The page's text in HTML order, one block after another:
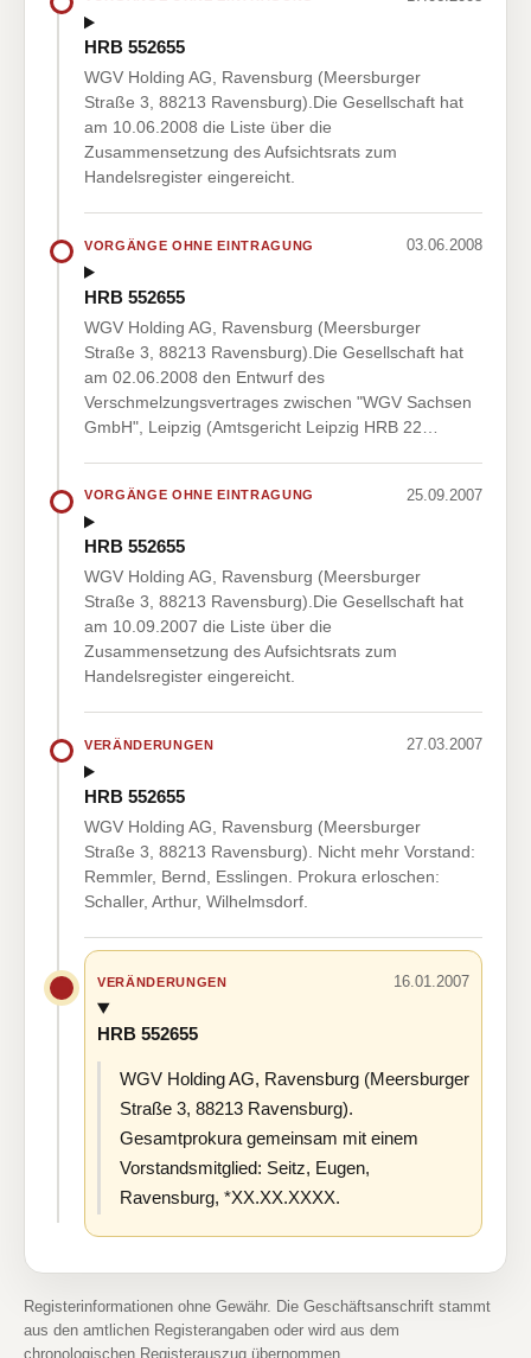
HRB 552655
WGV Holding AG, Ravensburg (Meersburger
Straße 3, 88213 Ravensburg).Die Gesellschaft hat
am 10.06.2008 die Liste über die
Zusammensetzung des Aufsichtsrats zum
Handelsregister eingereicht.
VORGÄNGE OHNE EINTRAGUNG 03.06.2008
HRB 552655
WGV Holding AG, Ravensburg (Meersburger
Straße 3, 88213 Ravensburg).Die Gesellschaft hat
am 02.06.2008 den Entwurf des
Verschmelzungsvertrages zwischen "WGV Sachsen
GmbH", Leipzig (Amtsgericht Leipzig HRB 22…
VORGÄNGE OHNE EINTRAGUNG 25.09.2007
HRB 552655
WGV Holding AG, Ravensburg (Meersburger
Straße 3, 88213 Ravensburg).Die Gesellschaft hat
am 10.09.2007 die Liste über die
Zusammensetzung des Aufsichtsrats zum
Handelsregister eingereicht.
VERÄNDERUNGEN 27.03.2007
HRB 552655
WGV Holding AG, Ravensburg (Meersburger
Straße 3, 88213 Ravensburg). Nicht mehr Vorstand:
Remmler, Bernd, Esslingen. Prokura erloschen:
Schaller, Arthur, Wilhelmsdorf.
VERÄNDERUNGEN 16.01.2007
HRB 552655
WGV Holding AG, Ravensburg (Meersburger
Straße 3, 88213 Ravensburg).
Gesamtprokura gemeinsam mit einem
Vorstandsmitglied: Seitz, Eugen,
Ravensburg, *XX.XX.XXXX.
Registerinformationen ohne Gewähr. Die Geschäftsanschrift stammt
aus den amtlichen Registerangaben oder wird aus dem
chronologischen Registerauszug übernommen.